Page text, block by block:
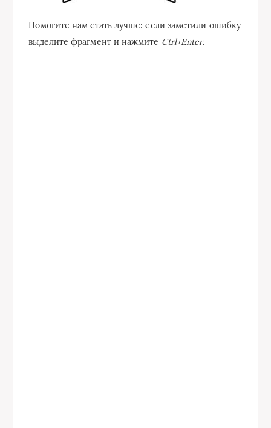
Помогите нам стать лучше: если заметили ошибку
выделите фрагмент и нажмите Ctrl+Enter.